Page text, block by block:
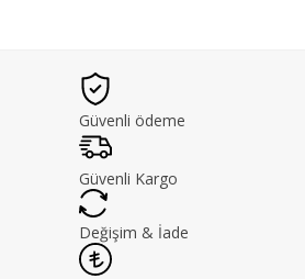
Güvenli ödeme
Güvenli Kargo
Değişim & İade